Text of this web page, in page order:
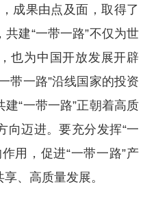
成果由点及面，取得了
建“一带一路”不仅为世
也为中国开放发展开辟
带一路”沿线国家的投资
“一带一路”正朝着高质
向迈进。要充分发挥“一
用，促进“一带一路”产
、高质量发展。